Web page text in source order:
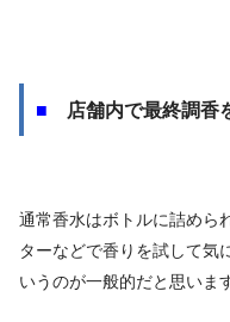
■ 店舗内で最終調香
通常香水はボトルに詰めら
ターなどで香りを試して気
いうのが一般的だと思いま